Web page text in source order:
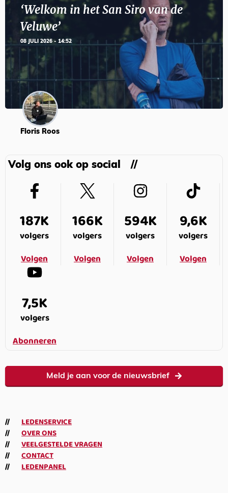
‘Welkom in het San Siro van de
Veluwe’
08 JULI 2026 - 14:52
Floris Roos
Volg ons ook op social
187K
volgers
Volgen
166K
volgers
Volgen
594K
volgers
Volgen
9,6K
volgers
Volgen
7,5K
volgers
Abonneren
Meld je aan voor de nieuwsbrief
LEDENSERVICE
OVER ONS
VEELGESTELDE VRAGEN
CONTACT
LEDENPANEL